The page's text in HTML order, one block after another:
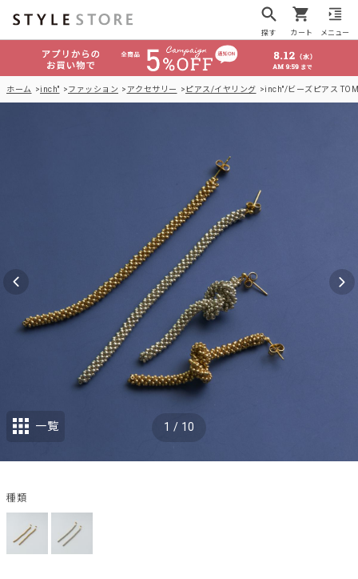
探す カート メニュー
ホーム inch" ファッション アクセサリー ピアス/イヤリング inch"/ビーズピアス
1 / 10
一覧
種類